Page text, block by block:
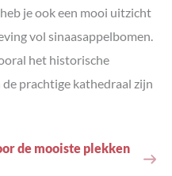
je ook een mooi uitzicht
vol sinaasappelbomen.
het historische
prachtige kathedraal zijn
de mooiste plekken